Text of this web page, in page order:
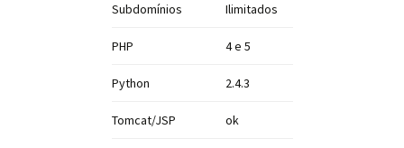
Subdomínios Ilimitados
PHP 4 e 5
Python 2.4.3
Tomcat/JSP ok